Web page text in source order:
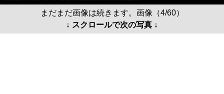
まだまだ画像は続きます。画像（4/60）
↓ スクロールで次の写真 ↓